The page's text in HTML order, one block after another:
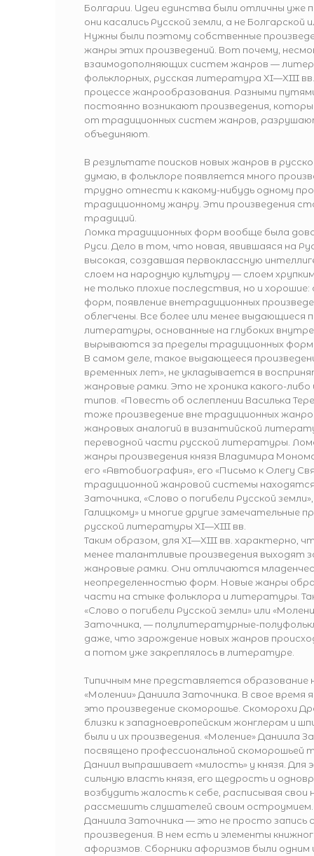
Болгарии. Идеи единства были отличны уже
они касались Русской земли, а не Болгарской
Нужны были поэтому собственные
жанры этих произведений. Вот почему,
взаимодополняющих систем жанров —
фольклорных, русская литература XI—XIII
процессе жанрообразования. Разными
постоянно возникают произведения,
от традиционных систем жанров,
объединяют.
В результате поисков новых жанров в
думаю, в фольклоре появляется много
трудно отнести к какому-нибудь одному
традиционному жанру. Эти произведения
традиций.
Ломка традиционных форм вообще была
Руси. Дело в том, что новая, явившаяся на
высокая, создавшая первоклассную
слоем на народную культуру — слоем
не только плохие последствия, но и
форм, появление внетрадиционных
облегчены. Все более или менее выдающиеся
литературы, основанные на глубоких
вырываются за пределы традиционных
В самом деле, такое выдающееся
временных лет», не укладывается в
жанровые рамки. Это не хроника какого-либо
типов. «Повесть об ослеплении Василька
тоже произведение вне традиционных
жанровых аналогий в византийской
переводной части русской литературы.
жанры произведения князя Владимира
его «Автобиография», его «Письмо к Олегу
традиционной жанровой системы
Заточника, «Слово о погибели Русской
Галицкому» и многие другие замечательные
русской литературы XI—XIII вв.
Таким образом, для XI—XIII вв. характерно,
менее талантливые произведения выходят
жанровые рамки. Они отличаются
неопределенностью форм. Новые жанры
части на стыке фольклора и литературы.
«Слово о погибели Русской земли» или
Заточника, — полулитературные-
даже, что зарождение новых жанров
а потом уже закреплялось в литературе.
Типичным мне представляется образование
«Молении» Даниила Заточника. В свое время
это произведение скоморошье. Скоморохи
близки к западноевропейским жонглерам и
были и их произведения. «Моление» Даниила
посвящено профессиональной скоморошьей
Даниил выпрашивает «милость» у князя. Для
сильную власть князя, его щедрость и
возбудить жалость к себе, расписывая свои
рассмешить слушателей своим остроумием.
Даниила Заточника — это не просто запись
произведения. В нем есть и элементы
афоризмов. Сборники афоризмов были одним